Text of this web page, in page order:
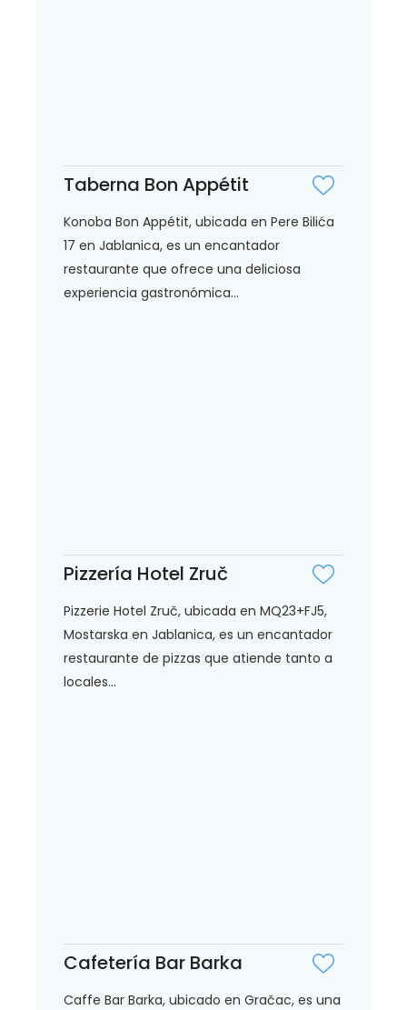
Taberna Bon Appétit
Konoba Bon Appétit, ubicada en Pere Bilića
17 en Jablanica, es un encantador
restaurante que ofrece una deliciosa
experiencia gastronómica...
Pizzería Hotel Zruč
Pizzerie Hotel Zruč, ubicada en MQ23+FJ5,
Mostarska en Jablanica, es un encantador
restaurante de pizzas que atiende tanto a
locales...
Cafetería Bar Barka
Caffe Bar Barka, ubicado en Gračac, es una